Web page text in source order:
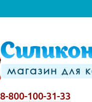
8-800-100-31-33